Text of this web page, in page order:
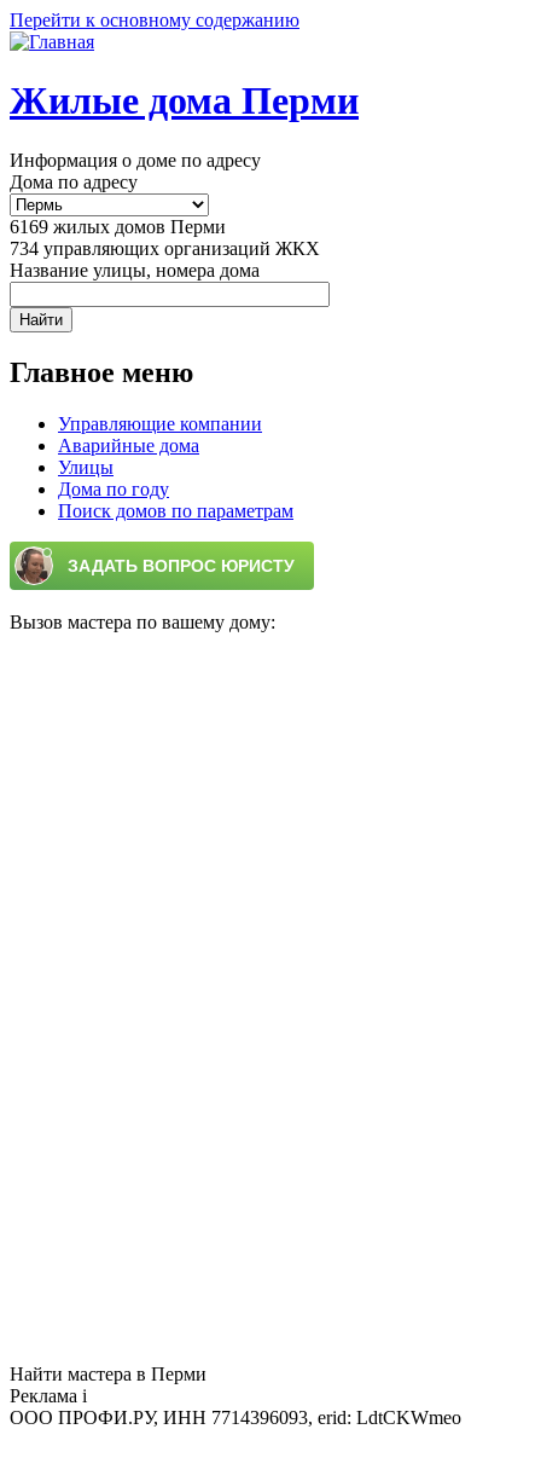
Перейти к основному содержанию
Жилые дома Перми
Информация о доме по адресу
Дома по адресу
6169 жилых домов Перми
734 управляющих организаций ЖКХ
Название улицы, номера дома
Главное меню
Управляющие компании
Аварийные дома
Улицы
Дома по году
Поиск домов по параметрам
Вызов мастера по вашему дому:
Найти мастера в Перми
Реклама i
ООО ПРОФИ.РУ, ИНН 7714396093, erid: LdtCKWmeo